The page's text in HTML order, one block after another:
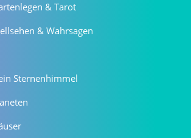
& Tarot
& Wahrsagen
Sternenhimmel